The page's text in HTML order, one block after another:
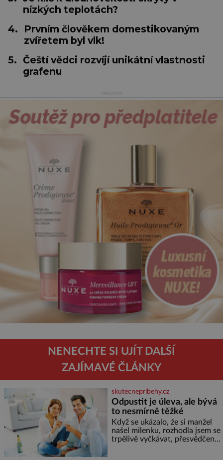
nízkých teplotách?
4.
Prvním člověkem domestikovaným
zvířetem byl vlk!
5. Čeští vědci rozvíjí unikátní vlastnosti
grafenu
NENECHTE SI UJÍT DALŠÍ
ZAJÍMAVÉ ČLÁNKY
skutecnepribehy.cz
Odpustit je úleva, ale bývá
to nesmírně těžké
Když se ukázalo, že si manžel
našel milenku, rozhodla jsem se
trpělivě vyčkávat, přesvědčena,